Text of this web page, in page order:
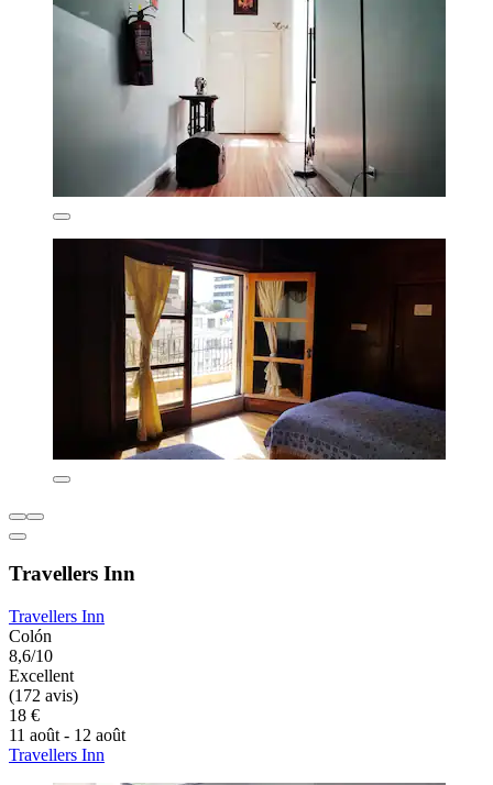
Travellers Inn
Travellers Inn
Colón
8,6/10
Excellent
(172 avis)
18 €
11 août - 12 août
Travellers Inn